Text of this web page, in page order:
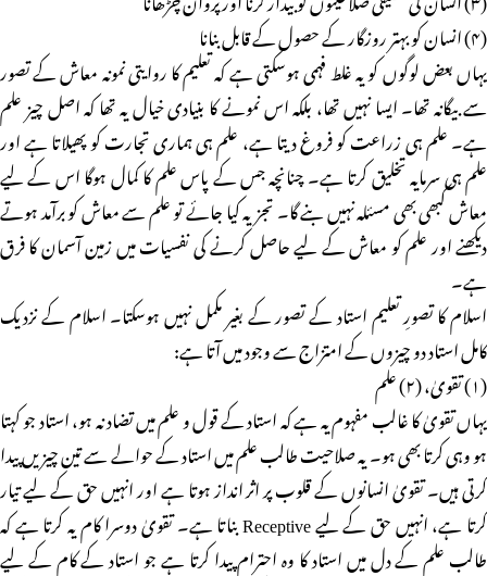
(۴) انسان کو بہتر روزگار کے حصول کے قابل بنانا
یہاں بعض لوگوں کو یہ غلط فہمی ہوسکتی ہے کہ تعلیم کا روایتی نمونہ معاش کے تصور
سے بیگانہ تھا۔ ایسا نہیں تھا، بلکہ اس نمونے کا بنیادی خیال یہ تھا کہ اصل چیز علم
ہے۔ علم ہی زراعت کو فروغ دیتا ہے، علم ہی ہماری تجارت کو پھیلاتا ہے اور
علم ہی سرمایہ تخلیق کرتا ہے۔ چنانچہ جس کے پاس علم کا کمال ہوگا اس کے لیے
معاش کبھی بھی مسئلہ نہیں بنے گا۔ تجزیہ کیا جائے تو علم سے معاش کو برآمد ہوتے
دیکھنے اور علم کو معاش کے لیے حاصل کرنے کی نفسیات میں زمین آسمان کا فرق
ہے۔
اسلام کا تصورِ تعلیم استاد کے تصور کے بغیر مکمل نہیں ہوسکتا۔ اسلام کے نزدیک
کامل استاد دو چیزوں کے امتزاج سے وجود میں آتا ہے:
(۱) تقویٰ، (۲) علم
یہاں تقویٰ کا غالب مفہوم یہ ہے کہ استاد کے قول و علم میں تضاد نہ ہو، استاد جو کہتا
ہو وہی کرتا بھی ہو۔ یہ صلاحیت طالب علم میں استاد کے حوالے سے تین چیزیں پیدا
کرتی ہیں۔ تقویٰ انسانوں کے قلوب پر اثر انداز ہوتا ہے اور انہیں حق کے لیے تیار
کرتا ہے، انہیں حق کے لیے Receptive بناتا ہے۔ تقویٰ دوسرا کام یہ کرتا ہے کہ
طالب علم کے دل میں استاد کا وہ احترام پیدا کرتا ہے جو استاد کے کام کے لیے